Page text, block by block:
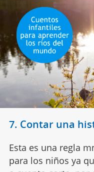
7. Contar una
Esta es una regla
para los niños ya